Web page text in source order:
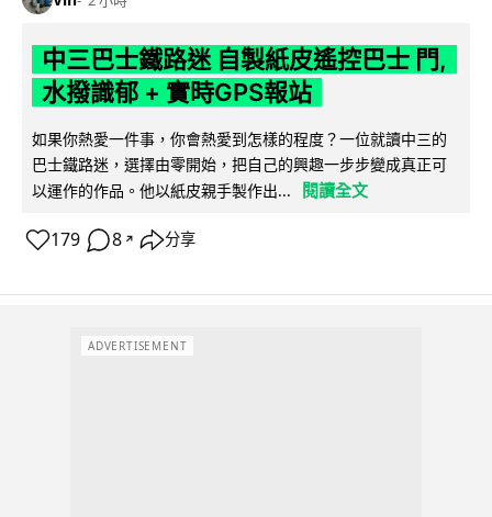
中三巴士鐵路迷 自製紙皮遙控巴士 門,
水撥識郁 + 實時GPS報站
如果你熱愛一件事，你會熱愛到怎樣的程度？一位就讀中三的
巴士鐵路迷，選擇由零開始，把自己的興趣一步步變成真正可
以運作的作品。他以紙皮親手製作出...
閱讀全文
179 8 ↗ 分享
ADVERTISEMENT